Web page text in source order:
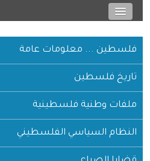
... معلومات عامة
فلسطين
وطنية فلسطينية
السياسي الفلسطيني